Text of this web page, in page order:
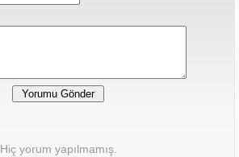
Hiç yorum yapılmamış.